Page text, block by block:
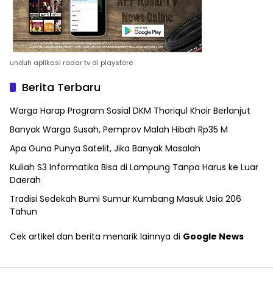
unduh aplikasi radar tv di playstore
Berita Terbaru
Warga Harap Program Sosial DKM Thoriqul Khoir Berlanjut
Banyak Warga Susah, Pemprov Malah Hibah Rp35 M
Apa Guna Punya Satelit, Jika Banyak Masalah
Kuliah S3 Informatika Bisa di Lampung Tanpa Harus ke Luar
Daerah
Tradisi Sedekah Bumi Sumur Kumbang Masuk Usia 206
Tahun
Cek artikel dan berita menarik lainnya di Google News